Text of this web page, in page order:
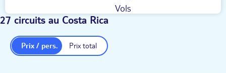
Vols
27 circuits au Costa Rica
Prix total
Prix / pers.